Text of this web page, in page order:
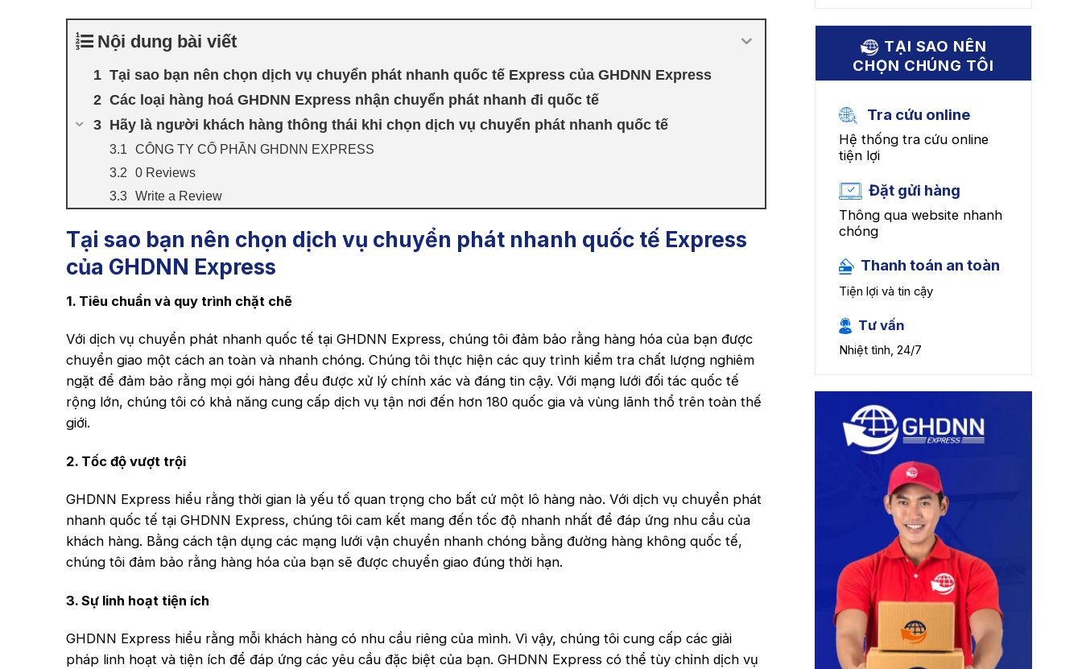
Nội dung bài viết
Tại sao bạn nên chọn dịch vụ chuyển phát nhanh quốc tế Express của GHDNN Express
Các loại hàng hoá GHDNN Express nhận chuyển phát nhanh đi quốc tế
Hãy là người khách hàng thông thái khi chọn dịch vụ chuyển phát nhanh quốc tế
CÔNG TY CỔ PHẦN GHDNN EXPRESS
0 Reviews
Write a Review
Tại sao bạn nên chọn dịch vụ chuyển phát nhanh quốc tế Express
của GHDNN Express
1. Tiêu chuẩn và quy trình chặt chẽ
Với dịch vụ chuyển phát nhanh quốc tế tại GHDNN Express, chúng tôi đảm bảo rằng hàng hóa của bạn được
chuyển giao một cách an toàn và nhanh chóng. Chúng tôi thực hiện các quy trình kiểm tra chất lượng nghiêm
ngặt để đảm bảo rằng mọi gói hàng đều được xử lý chính xác và đáng tin cậy. Với mạng lưới đối tác quốc tế
rộng lớn, chúng tôi có khả năng cung cấp dịch vụ tận nơi đến hơn 180 quốc gia và vùng lãnh thổ trên toàn thế
giới.
2. Tốc độ vượt trội
GHDNN Express hiểu rằng thời gian là yếu tố quan trọng cho bất cứ một lô hàng nào. Với dịch vụ chuyển phát
nhanh quốc tế tại GHDNN Express, chúng tôi cam kết mang đến tốc độ nhanh nhất để đáp ứng nhu cầu của
khách hàng. Bằng cách tận dụng các mạng lưới vận chuyển nhanh chóng bằng đường hàng không quốc tế,
chúng tôi đảm bảo rằng hàng hóa của bạn sẽ được chuyển giao đúng thời hạn.
3. Sự linh hoạt tiện ích
GHDNN Express hiểu rằng mỗi khách hàng có nhu cầu riêng của mình. Vì vậy, chúng tôi cung cấp các giải
pháp linh hoạt và tiện ích để đáp ứng các yêu cầu đặc biệt của bạn. GHDNN Express có thể tùy chỉnh dịch vụ
TẠI SAO NÊN
CHỌN CHÚNG TÔI
Tra cứu online
Hệ thống tra cứu online
tiện lợi
Đặt gửi hàng
Thông qua website nhanh
chóng
Thanh toán an toàn
Tiện lợi và tin cậy
Tư vấn
Nhiệt tình, 24/7